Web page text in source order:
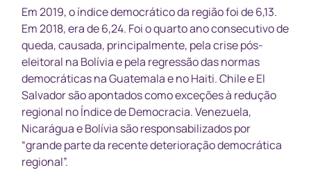
Em 2019, o índice democrático da região foi de 6,13.
Em 2018, era de 6,24. Foi o quarto ano consecutivo de
queda, causada, principalmente, pela crise pós-
eleitoral na Bolívia e pela regressão das normas
democráticas na Guatemala e no Haiti. Chile e El
Salvador são apontados como exceções à redução
regional no Índice de Democracia. Venezuela,
Nicarágua e Bolívia são responsabilizados por
“grande parte da recente deterioração democrática
regional”.